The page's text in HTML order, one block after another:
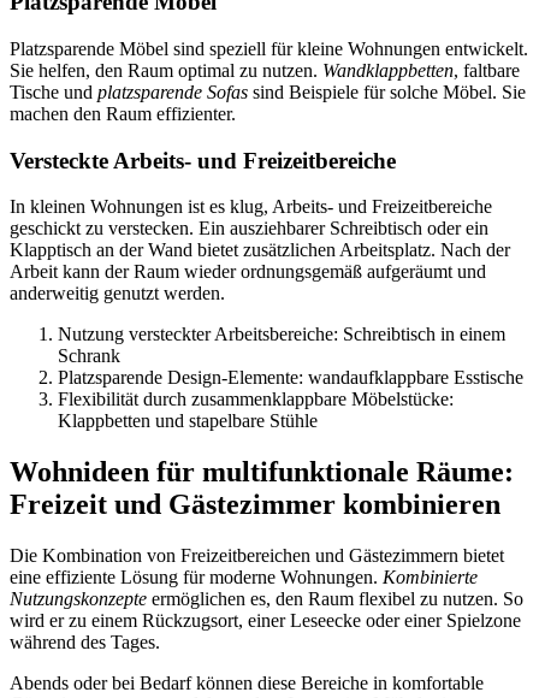
Platzsparende Möbel sind speziell für kleine Wohnungen entwickelt.
Sie helfen, den Raum optimal zu nutzen. Wandklappbetten, faltbare
Tische und platzsparende Sofas sind Beispiele für solche Möbel. Sie
machen den Raum effizienter.
Versteckte Arbeits- und Freizeitbereiche
In kleinen Wohnungen ist es klug, Arbeits- und Freizeitbereiche
geschickt zu verstecken. Ein ausziehbarer Schreibtisch oder ein
Klapptisch an der Wand bietet zusätzlichen Arbeitsplatz. Nach der
Arbeit kann der Raum wieder ordnungsgemäß aufgeräumt und
anderweitig genutzt werden.
Nutzung versteckter Arbeitsbereiche: Schreibtisch in einem
Schrank
Platzsparende Design-Elemente: wandaufklappbare Esstische
Flexibilität durch zusammenklappbare Möbelstücke:
Klappbetten und stapelbare Stühle
Wohnideen für multifunktionale Räume:
Freizeit und Gästezimmer kombinieren
Die Kombination von Freizeitbereichen und Gästezimmern bietet
eine effiziente Lösung für moderne Wohnungen. Kombinierte
Nutzungskonzepte ermöglichen es, den Raum flexibel zu nutzen. So
wird er zu einem Rückzugsort, einer Leseecke oder einer Spielzone
während des Tages.
Abends oder bei Bedarf können diese Bereiche in komfortable